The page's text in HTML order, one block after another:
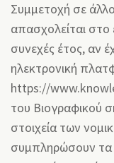
Συμμετοχή σε
απασχολείται στο
συνεχές έτος, αν
ηλεκτρονική
https://
του Βιογραφικού
στοιχεία των
συμπληρώσουν τα